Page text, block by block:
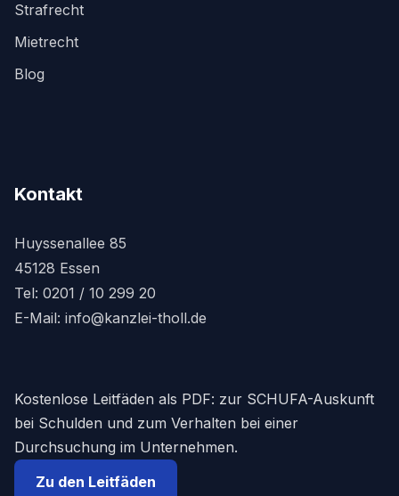
Strafrecht
Mietrecht
Blog
Kontakt
Huyssenallee 85
45128 Essen
Tel: 0201 / 10 299 20
E-Mail: info@kanzlei-tholl.de
Kostenlose Leitfäden als PDF: zur SCHUFA-Auskunft
bei Schulden und zum Verhalten bei einer
Durchsuchung im Unternehmen.
Zu den Leitfäden